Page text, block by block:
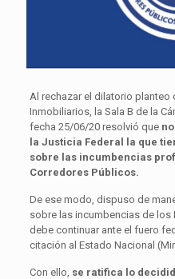
Al rechazar el dilatorio planteo
Inmobiliarios, la Sala B de la
fecha 25/06/20 resolvió que
la Justicia Federal la que
sobre las incumbencias
Corredores Públicos.
De ese modo, dispuso de
sobre las incumbencias de
debe continuar ante el fuero
citación al Estado Nacional
Con ello, se ratifica lo